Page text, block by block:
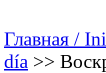
Главная /
día >>